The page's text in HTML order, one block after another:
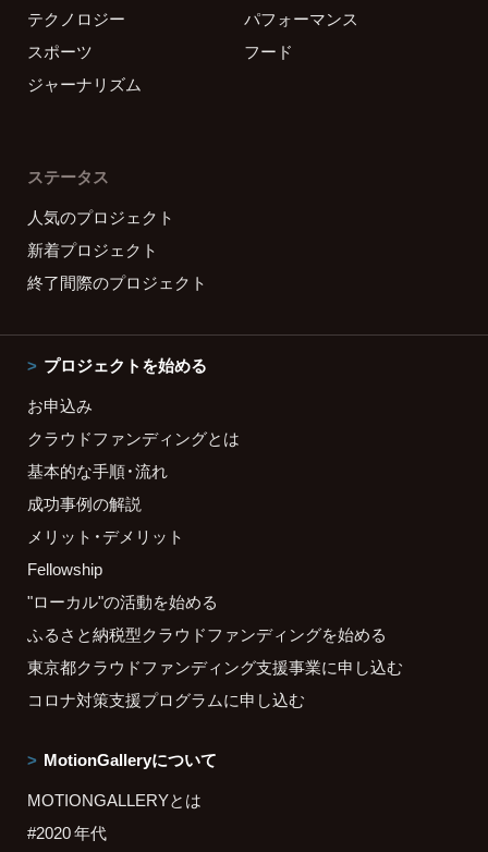
テクノロジー
パフォーマンス
スポーツ
フード
ジャーナリズム
ステータス
人気のプロジェクト
新着プロジェクト
終了間際のプロジェクト
プロジェクトを始める
お申込み
クラウドファンディングとは
基本的な手順・流れ
成功事例の解説
メリット・デメリット
Fellowship
"ローカル"の活動を始める
ふるさと納税型クラウドファンディングを始める
東京都クラウドファンディング支援事業に申し込む
コロナ対策支援プログラムに申し込む
MotionGalleryについて
MOTIONGALLERYとは
#2020 年代